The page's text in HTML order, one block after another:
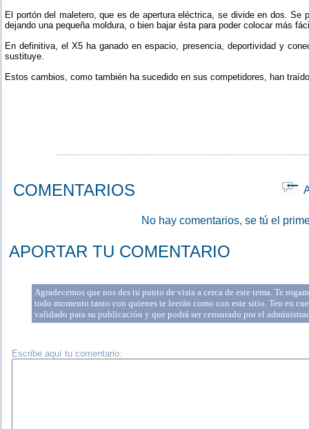
El portón del maletero, que es de apertura eléctrica, se divide en dos. Se
dejando una pequeña moldura, o bien bajar ésta para poder colocar más
En definitiva, el X5 ha ganado en espacio, presencia, deportividad y
sustituye.
Estos cambios, como también ha sucedido en sus competidores, han
COMENTARIOS
No hay comentarios, se tú el
APORTAR TU COMENTARIO
Agradecemos que nos des tu punto de vista a cerca de este tema. Te
todo momento tanto con quienes te leerán como con este sitio. Ten en
validado para su publicación y que podrá ser censurado por el
Escribe aquí tu comentario: